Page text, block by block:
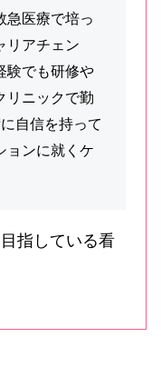
急医療で培っ
リアチェン
験でも研修や
リニックで勤
自信を持って
ョンに就くケ